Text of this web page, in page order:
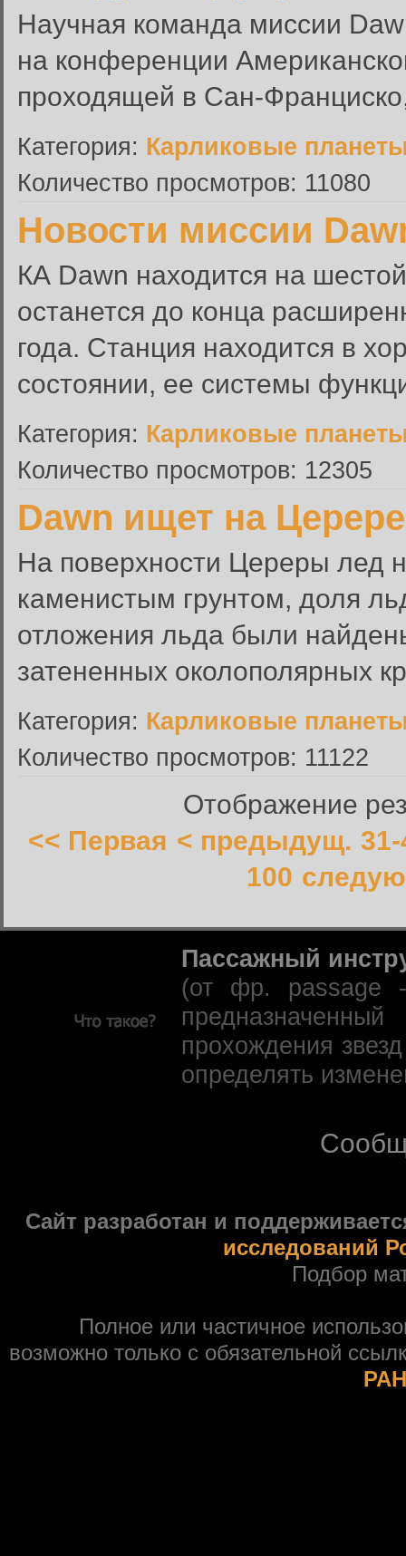
Научная команда миссии
на конференции
проходящей в Сан-
Категория: Карликовые
Количество просмотров: 11080
Новости миссии
КА Dawn находится на
останется до конца
года. Станция находится в
состоянии, ее системы
Категория: Карликовые
Количество просмотров: 12305
Dawn ищет на
На поверхности Цереры лед
каменистым грунтом, доля
отложения льда были
затененных околополярных
Категория: Карликовые
Количество просмотров: 11122
Отображение
<< Первая < предыдущ.
100
Пассажный
(от фр. passage -
прохождения
определять
Сайт разработан и
исследований
Подбор
Полное или частичное
возможно только с обязательной